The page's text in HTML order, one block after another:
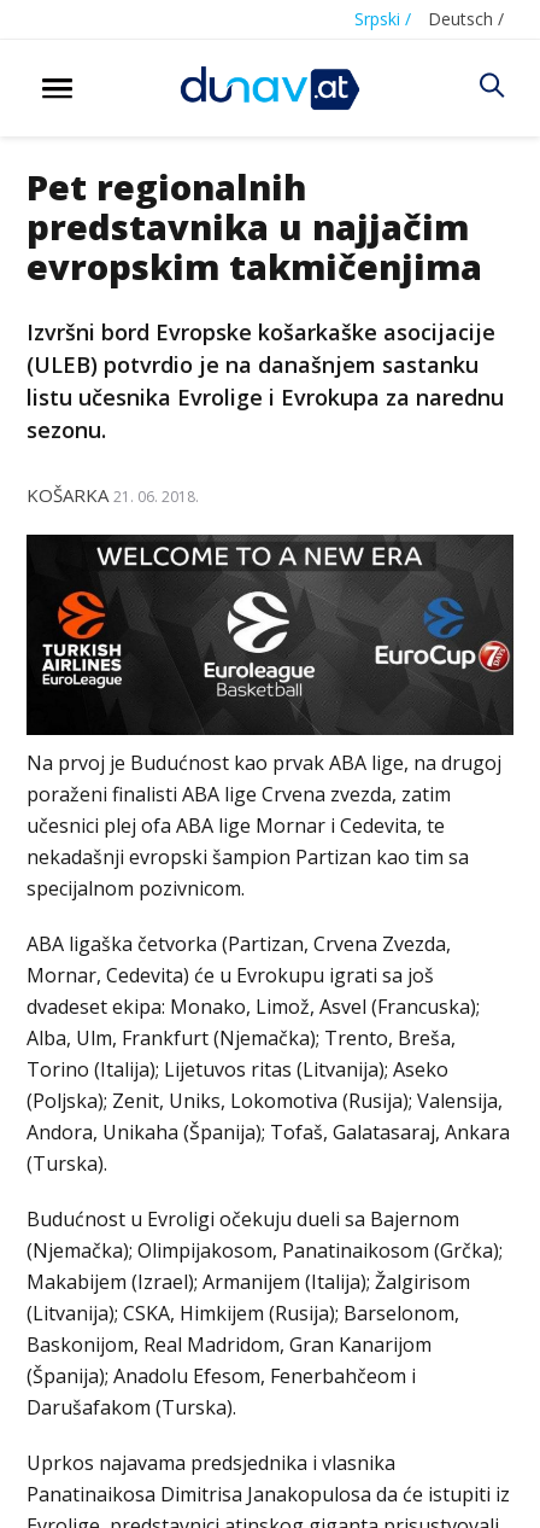
Srpski / Deutsch /
Pet regionalnih
predstavnika u najjačim
evropskim takmičenjima
Izvršni bord Evropske košarkaške asocijacije
(ULEB) potvrdio je na današnjem sastanku
listu učesnika Evrolige i Evrokupa za narednu
sezonu.
KOŠARKA 21. 06. 2018.
Na prvoj je Budućnost kao prvak ABA lige, na drugoj
poraženi finalisti ABA lige Crvena zvezda, zatim
učesnici plej ofa ABA lige Mornar i Cedevita, te
nekadašnji evropski šampion Partizan kao tim sa
specijalnom pozivnicom.
ABA ligaška četvorka (Partizan, Crvena Zvezda,
Mornar, Cedevita) će u Evrokupu igrati sa još
dvadeset ekipa: Monako, Limož, Asvel (Francuska);
Alba, Ulm, Frankfurt (Njemačka); Trento, Breša,
Torino (Italija); Lijetuvos ritas (Litvanija); Aseko
(Poljska); Zenit, Uniks, Lokomotiva (Rusija); Valensija,
Andora, Unikaha (Španija); Tofaš, Galatasaraj, Ankara
(Turska).
Budućnost u Evroligi očekuju dueli sa Bajernom
(Njemačka); Olimpijakosom, Panatinaikosom (Grčka);
Makabijem (Izrael); Armanijem (Italija); Žalgirisom
(Litvanija); CSKA, Himkijem (Rusija); Barselonom,
Baskonijom, Real Madridom, Gran Kanarijom
(Španija); Anadolu Efesom, Fenerbahčeom i
Darušafakom (Turska).
Uprkos najavama predsjednika i vlasnika
Panatinaikosa Dimitrisa Janakopulosa da će istupiti iz